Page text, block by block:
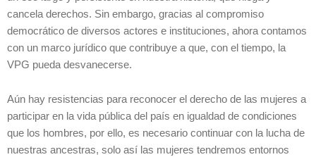
cancela derechos. Sin embargo, gracias al compromiso
democrático de diversos actores e instituciones, ahora contamos
con un marco jurídico que contribuye a que, con el tiempo, la
VPG pueda desvanecerse.
Aún hay resistencias para reconocer el derecho de las mujeres a
participar en la vida pública del país en igualdad de condiciones
que los hombres, por ello, es necesario continuar con la lucha de
nuestras ancestras, solo así las mujeres tendremos entornos